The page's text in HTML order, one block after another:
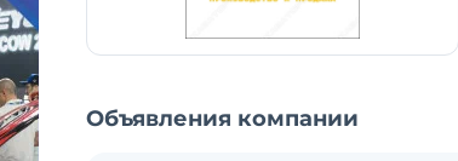
Объявления компании